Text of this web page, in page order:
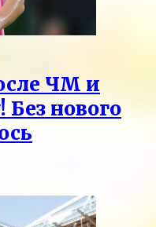
ЧМ и
Без нового